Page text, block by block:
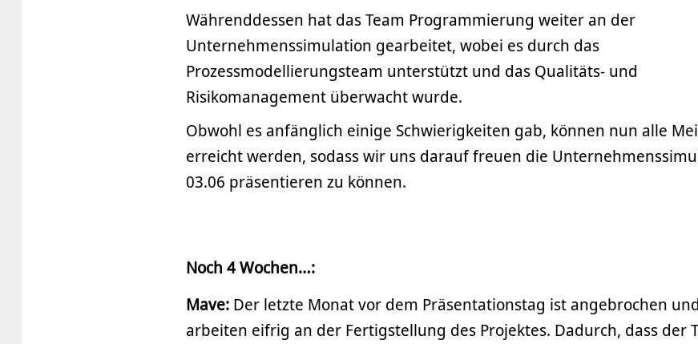
Währenddessen hat das Team Programmierung weiter an der
Unternehmenssimulation gearbeitet, wobei es durch das
Prozessmodellierungsteam unterstützt und das Qualitäts- und
Risikomanagement überwacht wurde.
Obwohl es anfänglich einige Schwierigkeiten gab, können nun alle
erreicht werden, sodass wir uns darauf freuen die
03.06 präsentieren zu können.
Noch 4 Wochen…:
Mave: Der letzte Monat vor dem Präsentationstag ist angebrochen
arbeiten eifrig an der Fertigstellung des Projektes. Dadurch, dass der